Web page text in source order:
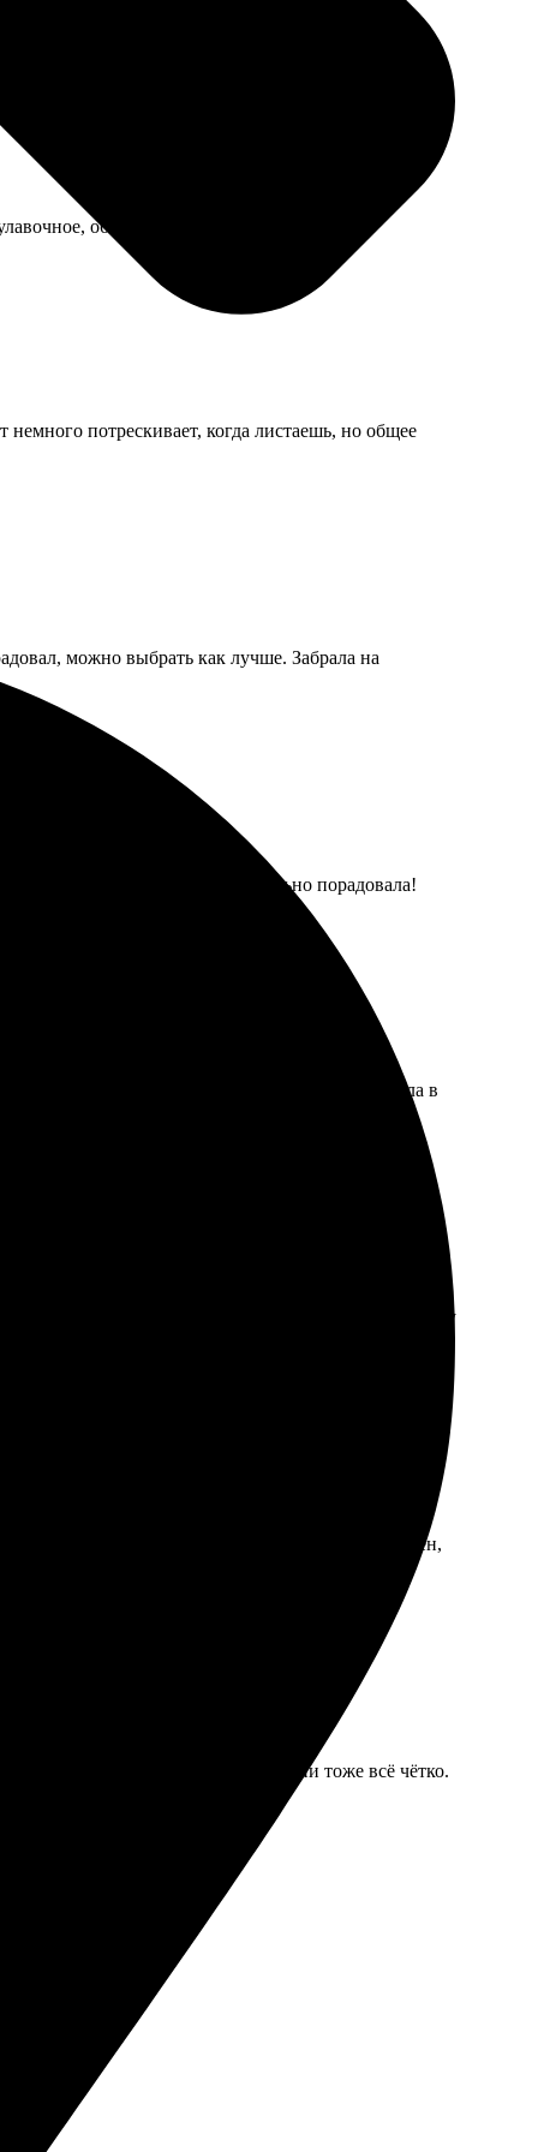
обычное.
потрескивает, когда листаешь, но общее
можно выбрать как лучше. Забрала на
качестве. Печать действительно порадовала!
цвета яркие и насыщенные. Заказ забрала в
пришел вовремя, без проблем. Обязательно закажу
и качественно. Процесс оформления прост и удобен,
уведомление о статусе, по времени тоже всё чётко.